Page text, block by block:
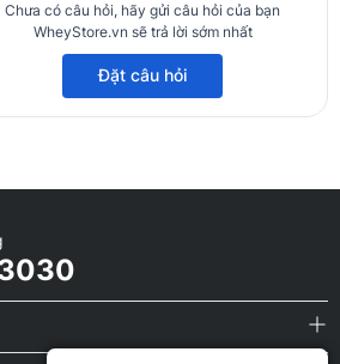
Chưa có câu hỏi, hãy gửi câu hỏi của bạn
WheyStore.vn sẽ trả lời sớm nhất
Đặt câu hỏi